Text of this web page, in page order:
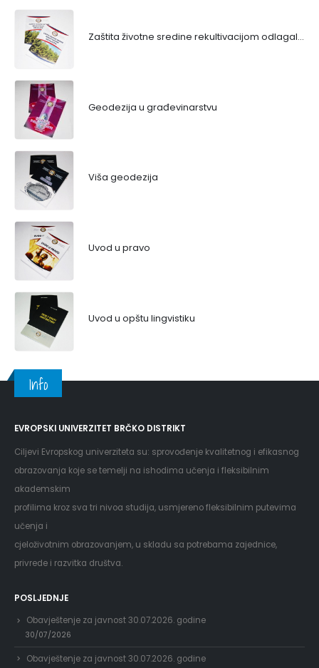
Zaštita životne sredine rekultivacijom odlagališta
Geodezija u građevinarstvu
Viša geodezija
Uvod u pravo
Uvod u opštu lingvistiku
Info
EVROPSKI UNIVERZITET BRČKO DISTRIKT
Ciljevi Evropskog univerziteta su: sprovođenje kvalitetnog i efikasnog
obrazovanja koje se temelji na ishodima učenja i fleksibilnim
akademskim
profilima kroz sva tri nivoa studija, usmjereno fleksibilnim putevima
učenja i
cjeloživotnim obrazovanjem, u skladu sa potrebama zajednice,
privrede i razvitka društva.
POSLJEDNJE
Obavještenje za javnost 30.07.2026. godine
30/07/2026
Obavještenje za javnost 30.07.2026. godine